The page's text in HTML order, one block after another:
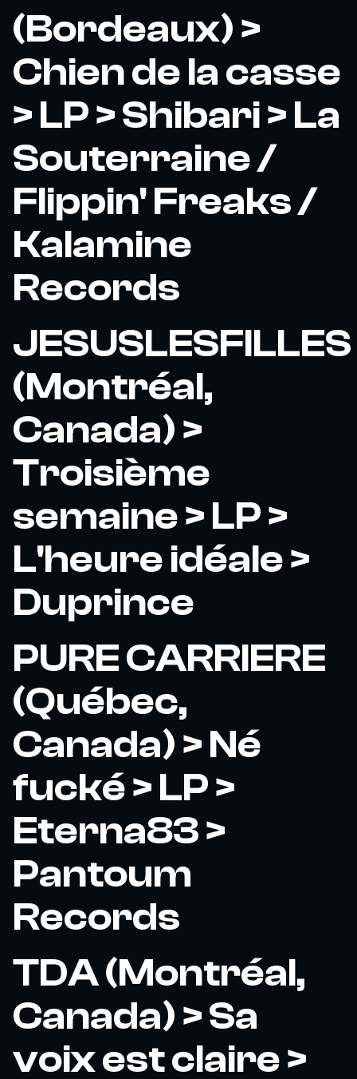
(Bordeaux) >
Chien de la casse
> LP > Shibari > La
Souterraine /
Flippin' Freaks /
Kalamine
Records
JESUSLESFILLES
(Montréal,
Canada) >
Troisième
semaine > LP >
L'heure idéale >
Duprince
PURE CARRIERE
(Québec,
Canada) > Né
fucké > LP >
Eterna83 >
Pantoum
Records
TDA (Montréal,
Canada) > Sa
voix est claire >